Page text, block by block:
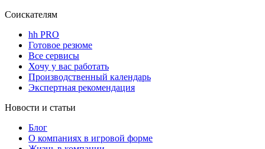
Соискателям
hh PRO
Готовое резюме
Все сервисы
Хочу у вас работать
Производственный календарь
Экспертная рекомендация
Новости и статьи
Блог
О компаниях в игровой форме